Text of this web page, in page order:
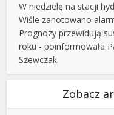
W niedzielę na stacji
Wiśle zanotowano
Prognozy przewidują
roku - poinformowała
Szewczak.
Zobacz